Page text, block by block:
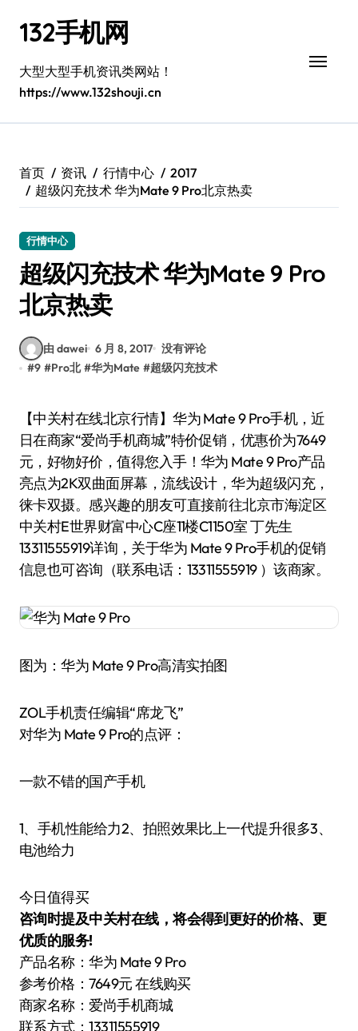
132手机网
大型大型手机资讯类网站！
https://www.132shouji.cn
首页 资讯 行情中心
2017
超级闪充技术 华为Mate 9 Pro北京热卖
行情中心
超级闪充技术 华为Mate 9 Pro
北京热卖
由 dawei 6 月 8, 2017 没有评论
#9 #Pro北 #华为Mate #超级闪充技术
【中关村在线北京行情】华为 Mate 9 Pro手机，近
日在商家“爱尚手机商城”特价促销，优惠价为7649
元，好物好价，值得您入手！华为 Mate 9 Pro产品
亮点为2K双曲面屏幕，流线设计，华为超级闪充，
徕卡双摄。感兴趣的朋友可直接前往北京市海淀区
中关村E世界财富中心C座11楼C1150室 丁先生
13311555919详询，关于华为 Mate 9 Pro手机的促销
信息也可咨询（联系电话：13311555919 ）该商家。
图为：华为 Mate 9 Pro高清实拍图
ZOL手机责任编辑“席龙飞”
对华为 Mate 9 Pro的点评：
一款不错的国产手机
1、手机性能给力2、拍照效果比上一代提升很多3、
电池给力
今日值得买
咨询时提及中关村在线，将会得到更好的价格、更
优质的服务!
产品名称：华为 Mate 9 Pro
参考价格：7649元 在线购买
商家名称：爱尚手机商城
联系方式：13311555919